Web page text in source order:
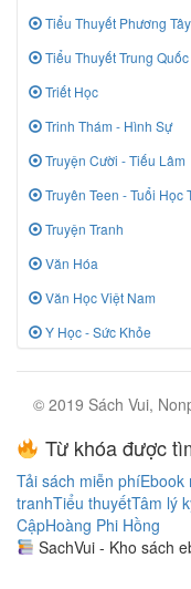
Tiểu Thuyết Phương Tây
Tiểu Thuyết Trung Quốc
Triết Học
Trinh Thám - Hình Sự
Truyện Cười - Tiếu Lâm
Truyên Teen - Tuổi Học
Truyện Tranh
Văn Hóa
Văn Học Việt Nam
Y Học - Sức Khỏe
© 2019 Sách Vui,
Từ khóa được
Tải sách miễn phíEbook
tranhTiểu thuyếtTâm lý
CậpHoàng Phi Hồng
SachVui - Kho sách